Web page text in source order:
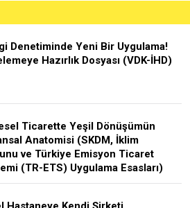
Denetiminde Yeni Bir Uygulama!
Hazırlık Dosyası (VDK-İHD)
Ticarette Yeşil Dönüşümün
Anatomisi (SKDM, İklim
ve Türkiye Emisyon Ticaret
(TR-ETS) Uygulama Esasları)